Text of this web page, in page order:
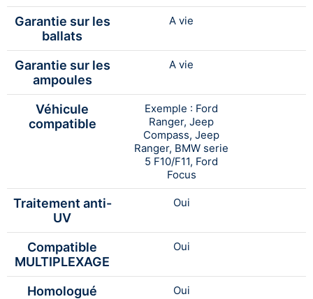
Garantie sur les
ballats
A vie
Garantie sur les
ampoules
A vie
Véhicule
compatible
Exemple : Ford
Ranger, Jeep
Compass, Jeep
Ranger, BMW serie
5 F10/F11, Ford
Focus
Traitement anti-
UV
Oui
Compatible
MULTIPLEXAGE
Oui
Homologué Oui